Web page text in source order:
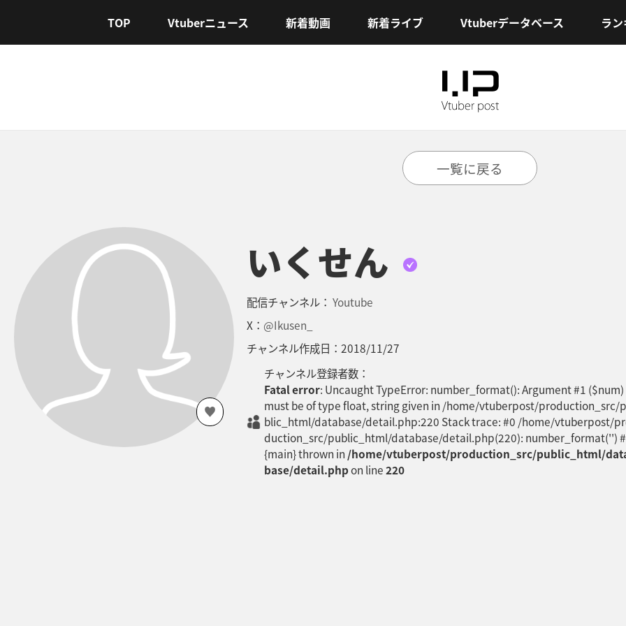
TOP Vtuberニュース 新着動画 新着ライブ Vtuberデータベース ラ
一覧に戻る
いくせん
配信チャンネル： Youtube
X： @Ikusen_
チャンネル作成日：2018/11/27
チャンネル登録者数：
Fatal error: Uncaught TypeError: number_format(): Argument #1 ($num)
must be of type float, string given in /home/vtuberpost/production_src/
blic_html/database/detail.php:220 Stack trace: #0 /home/vtuberpost/
duction_src/public_html/database/detail.php(220): number_format('')
{main} thrown in /home/vtuberpost/production_src/public_html/
base/detail.phpon line220